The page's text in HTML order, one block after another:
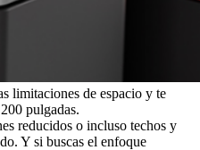
limitaciones de espacio y te
pulgadas.
reducidos o incluso techos y
Y si buscas el enfoque